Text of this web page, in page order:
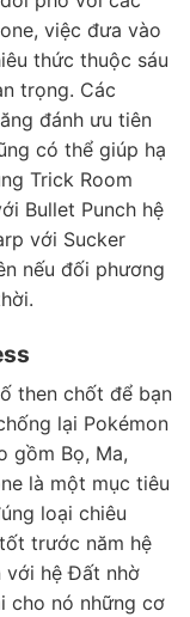
việc đưa vào
thức thuộc sáu
trọng. Các
đánh ưu tiên
có thể giúp hạ
Trick Room
Bullet Punch hệ
với Sucker
nếu đối phương
then chốt để bạn
lại Pokémon
gồm Bọ, Ma,
là một mục tiêu
loại chiêu
trước năm hệ
với hệ Đất nhờ
cho nó những cơ